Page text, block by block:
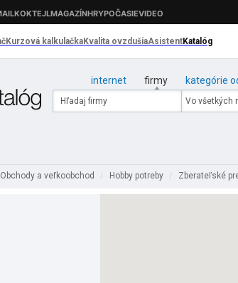
internet firmy kategórie
Obchody a veľkoobchod / Hobby potreby / Zberateľské